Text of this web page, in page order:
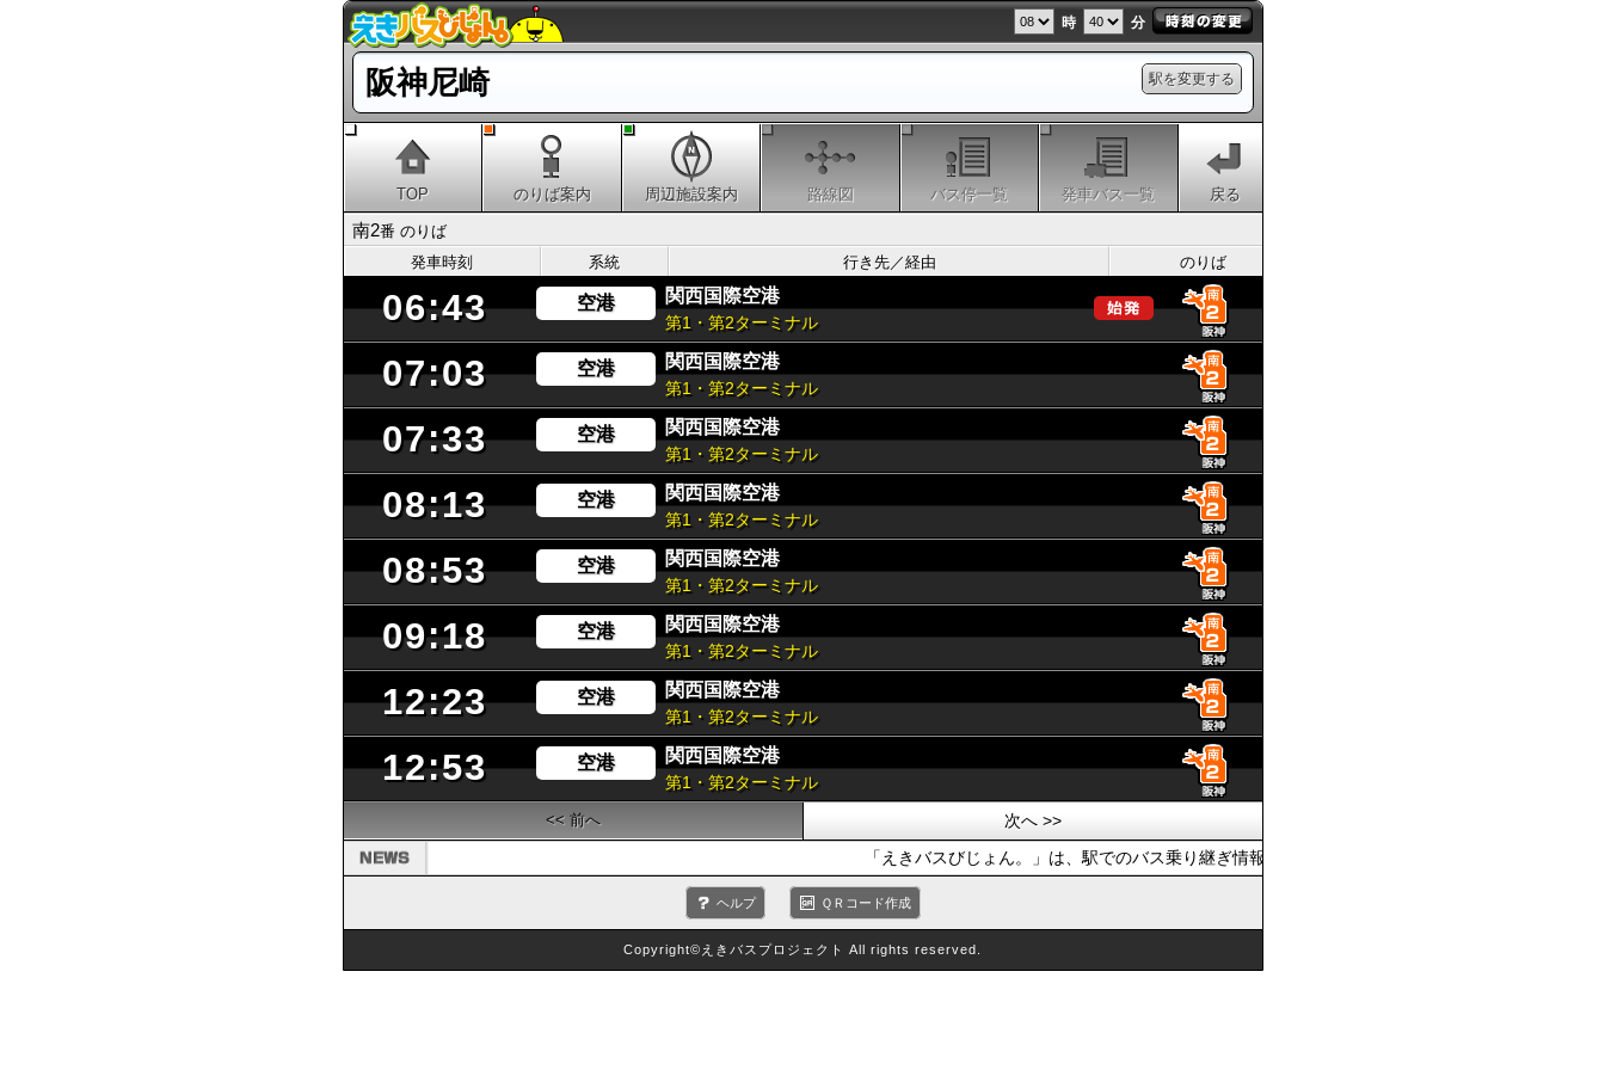
時 分
駅を変更する
阪神尼崎
TOP のりば案内 周辺施設案内 路線図 バス停一覧 発車バス一覧 戻る
南2番 のりば
発車時刻
系統 行き先／経由 のりば
06:43 空港 関西国際空港
第1・第2ターミナル
07:03 空港 関西国際空港
第1・第2ターミナル
07:33 空港 関西国際空港
第1・第2ターミナル
08:13 空港 関西国際空港
第1・第2ターミナル
08:53 空港 関西国際空港
第1・第2ターミナル
09:18 空港 関西国際空港
第1・第2ターミナル
12:23 空港 関西国際空港
第1・第2ターミナル
12:53 空港 関西国際空港
第1・第2ターミナル
<< 前へ
次へ >>
「えきバスびじょん。」は、駅でのバス乗り継ぎ情報を提供しています。おでかけの際は、公共交
ヘルプ ＱＲコード作成
Copyright©えきバスプロジェクト All rights reserved.